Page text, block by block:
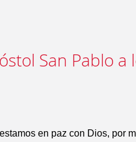
San Pablo a
en paz con Dios, por